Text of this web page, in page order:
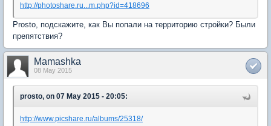
http://photoshare.ru...m.php?id=418696
Prosto, подскажите, как Вы попали на территорию стройки? Были
препятствия?
Mamashka
08 May 2015
prosto, on 07 May 2015 - 20:05:
http://www.picshare.ru/albums/25318/